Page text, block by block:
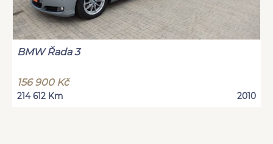
BMW Řada 3
156 900 Kč
214 612 Km 2010